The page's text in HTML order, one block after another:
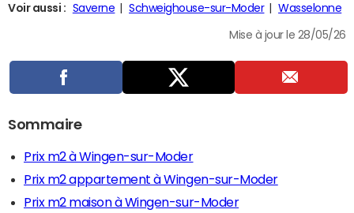
Voir aussi : Saverne Schweighouse-sur-Moder Wasselonne
Mise à jour le 28/05/26
Sommaire
Prix m2 à Wingen-sur-Moder
Prix m2 appartement à Wingen-sur-Moder
Prix m2 maison à Wingen-sur-Moder